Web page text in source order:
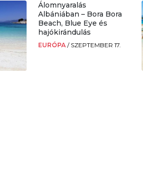
Álomnyaralás
Albániában – Bora Bora
Beach, Blue Eye és
hajókirándulás
EURÓPA/ SZEPTEMBER 17.